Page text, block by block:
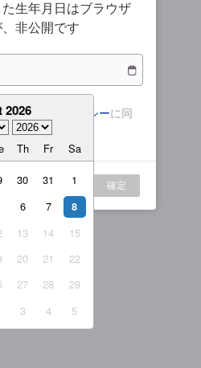
ライバー
入プラン
中文-香港
日本語
US
Global
生年月日はブラウザ
非公開です
2026
Th Fr Sa
30 31
1
6 7 8
13 14
15
20 21
22
27 28
29
3 4 5
ライバシーポリシーに同
ログイン 確定